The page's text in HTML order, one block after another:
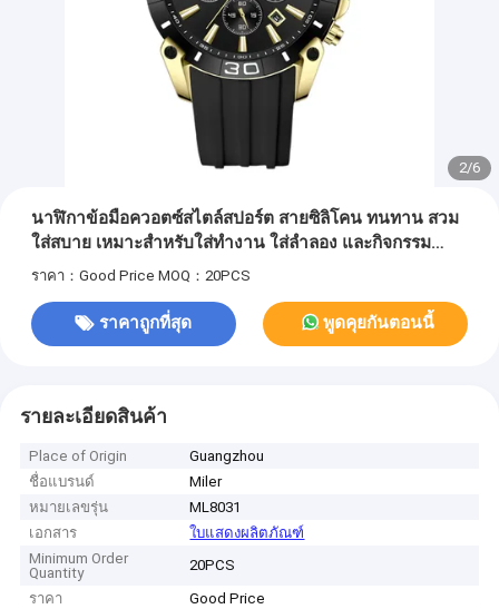
2/6
นาฬิกาข้อมือควอตซ์สไตล์สปอร์ต สายซิลิโคน ทนทาน สวม
ใส่สบาย เหมาะสำหรับใส่ทำงาน ใส่ลำลอง และกิจกรรม
กลางแจ้ง
ราคา：Good Price MOQ：20PCS
ราคาถูกที่สุด พูดคุยกันตอนนี้
รายละเอียดสินค้า
Place of Origin
Guangzhou
ชื่อแบรนด์
Miler
หมายเลขรุ่น
ML8031
เอกสาร
ใบแสดงผลิตภัณฑ์
Minimum Order
Quantity
20PCS
ราคา
Good Price